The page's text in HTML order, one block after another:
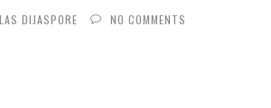
DIJASPORE NO COMMENTS